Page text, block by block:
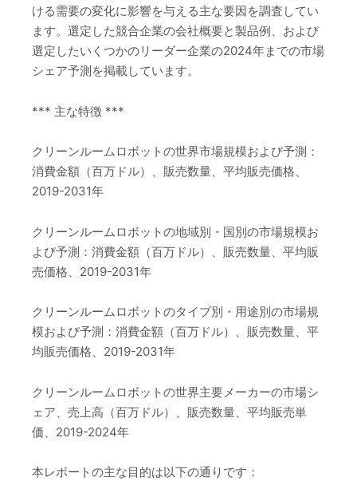
ける需要の変化に影響を与える主な要因を調査してい
ます。選定した競合企業の会社概要と製品例、および
選定したいくつかのリーダー企業の2024年までの市場
シェア予測を掲載しています。
*** 主な特徴 ***
クリーンルームロボットの世界市場規模および予測：
消費金額（百万ドル）、販売数量、平均販売価格、
2019-2031年
クリーンルームロボットの地域別・国別の市場規模お
よび予測：消費金額（百万ドル）、販売数量、平均販
売価格、2019-2031年
クリーンルームロボットのタイプ別・用途別の市場規
模および予測：消費金額（百万ドル）、販売数量、平
均販売価格、2019-2031年
クリーンルームロボットの世界主要メーカーの市場シ
ェア、売上高（百万ドル）、販売数量、平均販売単
価、2019-2024年
本レポートの主な目的は以下の通りです：